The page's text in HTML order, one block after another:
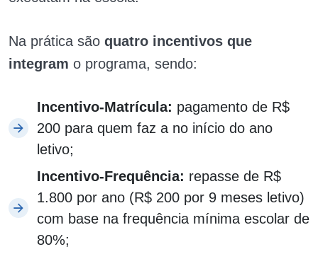
Na prática são quatro incentivos que
integram o programa, sendo:
Incentivo-Matrícula: pagamento de R$
200 para quem faz a no início do ano
letivo;
Incentivo-Frequência: repasse de R$
1.800 por ano (R$ 200 por 9 meses letivo)
com base na frequência mínima escolar de
80%;